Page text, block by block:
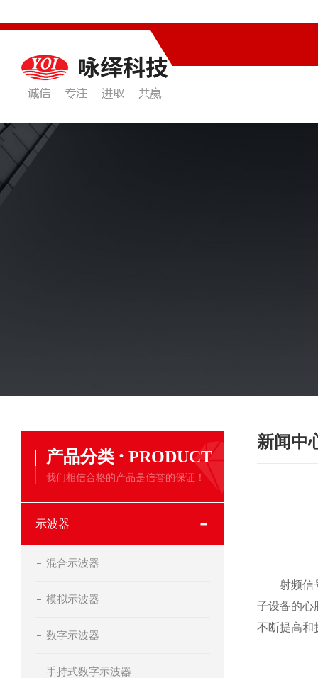
产品分类 · PRODUCT
我们相信合格的产品是信誉的保证！
示波器
混合示波器
模拟示波器
数字示波器
手持式数字示波器
新闻中
射频信号
子设备的心
不断提高和